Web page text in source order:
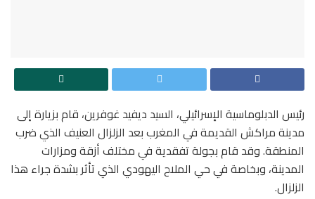
رئيس الدبلوماسية الإسرائيلي، السيد ديفيد غوفرين، قام بزيارة إلى
مدينة مراكش القديمة في المغرب بعد الزلزال العنيف الذي ضرب
المنطقة. وقد قام بجولة تفقدية في مختلف أزقة ومزارات
المدينة، وبخاصة في حي الملاح اليهودي الذي تأثر بشدة جراء هذا
الزلزال.